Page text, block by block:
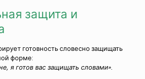
защита и
готовность словесно защищать
форме:
я готов вас защищать словами».